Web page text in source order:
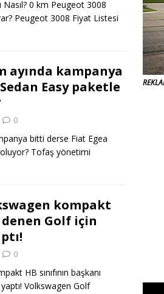
0 km Peugeot 3008
Peugeot 3008 Fiyat Listesi
ayında kampanya
Easy paketle
0
bitti derse Fiat Egea
Tofaş yönetimi
kompakt
denen Golf için
0
HB sınıfının başkanı
Volkswagen Golf